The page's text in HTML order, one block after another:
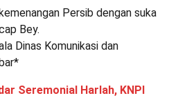
Persib dengan suka
Bey.
Dinas Komunikasi dan
Seremonial Harlah, KNPI